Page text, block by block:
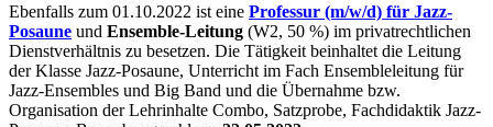
Ebenfalls zum 01.10.2022 ist eine Professur (m/w/d) für Jazz-
Posaune und Ensemble-Leitung (W2, 50 %) im privatrechtlichen
Dienstverhältnis zu besetzen. Die Tätigkeit beinhaltet die Leitung
der Klasse Jazz-Posaune, Unterricht im Fach Ensembleleitung für
Jazz-Ensembles und Big Band und die Übernahme bzw.
Organisation der Lehrinhalte Combo, Satzprobe, Fachdidaktik Jazz-